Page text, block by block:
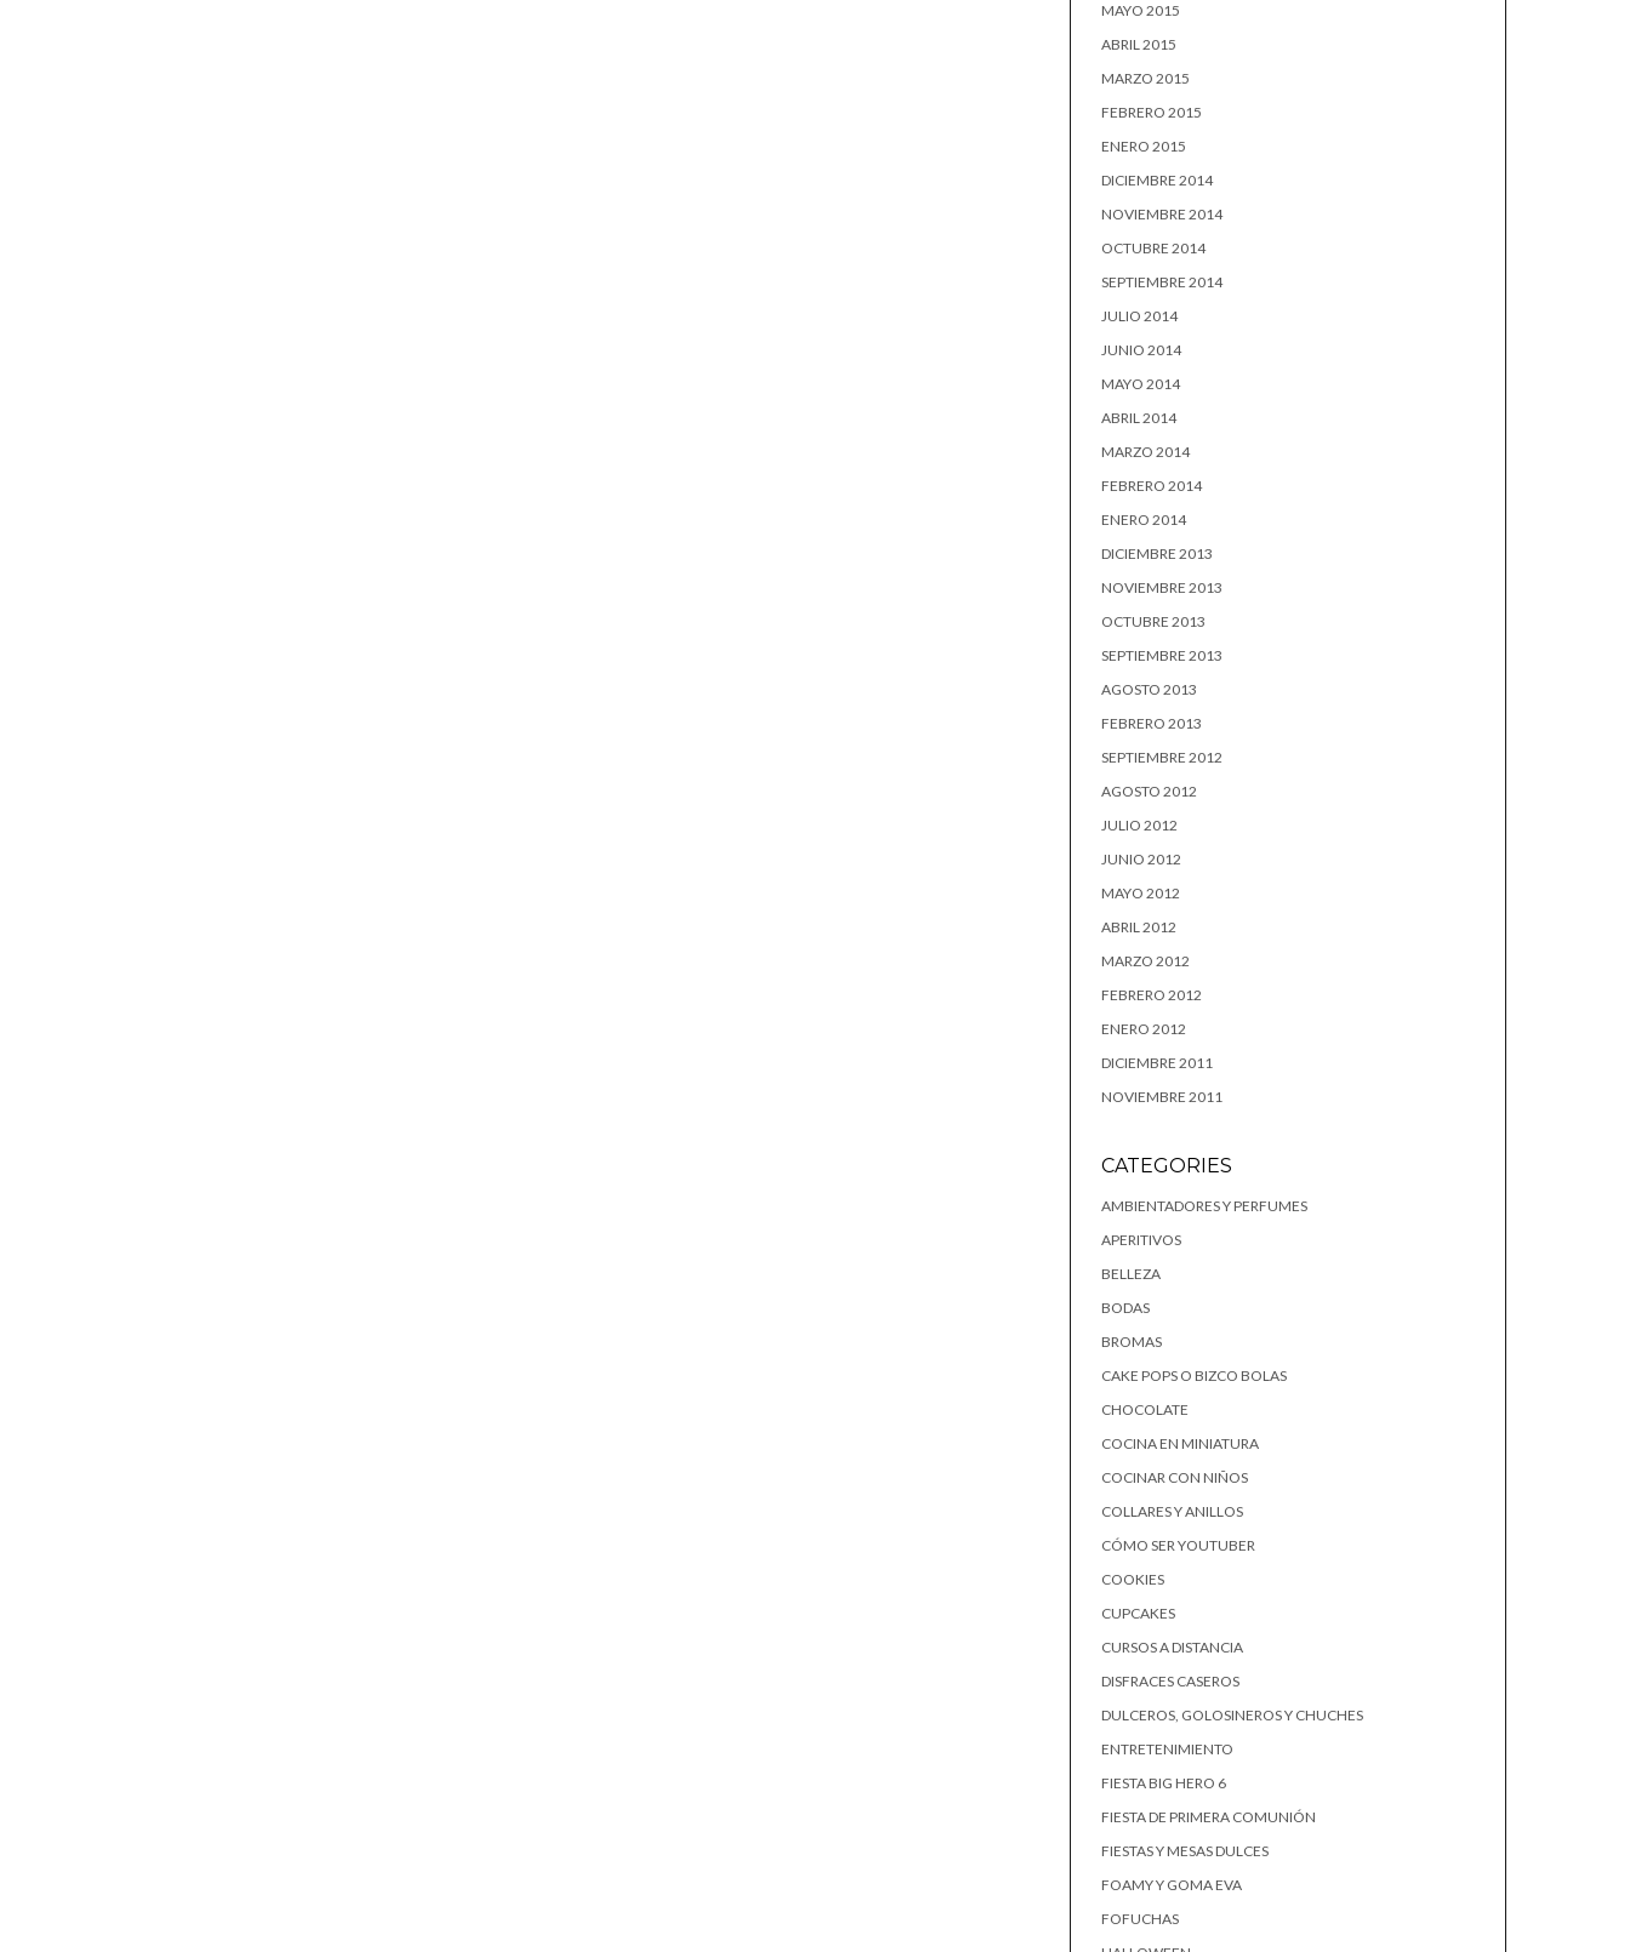
MAYO 2015
ABRIL 2015
MARZO 2015
FEBRERO 2015
ENERO 2015
DICIEMBRE 2014
NOVIEMBRE 2014
OCTUBRE 2014
SEPTIEMBRE 2014
JULIO 2014
JUNIO 2014
MAYO 2014
ABRIL 2014
MARZO 2014
FEBRERO 2014
ENERO 2014
DICIEMBRE 2013
NOVIEMBRE 2013
OCTUBRE 2013
SEPTIEMBRE 2013
AGOSTO 2013
FEBRERO 2013
SEPTIEMBRE 2012
AGOSTO 2012
JULIO 2012
JUNIO 2012
MAYO 2012
ABRIL 2012
MARZO 2012
FEBRERO 2012
ENERO 2012
DICIEMBRE 2011
NOVIEMBRE 2011
CATEGORIES
AMBIENTADORES Y PERFUMES
APERITIVOS
BELLEZA
BODAS
BROMAS
CAKE POPS O BIZCO BOLAS
CHOCOLATE
COCINA EN MINIATURA
COCINAR CON NIÑOS
COLLARES Y ANILLOS
CÓMO SER YOUTUBER
COOKIES
CUPCAKES
CURSOS A DISTANCIA
DISFRACES CASEROS
DULCEROS, GOLOSINEROS Y CHUCHES
ENTRETENIMIENTO
FIESTA BIG HERO 6
FIESTA DE PRIMERA COMUNIÓN
FIESTAS Y MESAS DULCES
FOAMY Y GOMA EVA
FOFUCHAS